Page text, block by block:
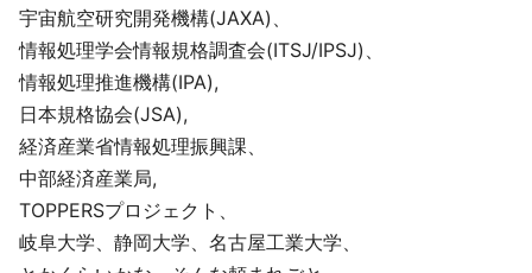
宇宙航空研究開発機構(JAXA)、
情報処理学会情報規格調査会(ITSJ/IPSJ)、
情報処理推進機構(IPA),
日本規格協会(JSA),
経済産業省情報処理振興課、
中部経済産業局,
TOPPERSプロジェクト、
岐阜大学、静岡大学、名古屋工業大学、